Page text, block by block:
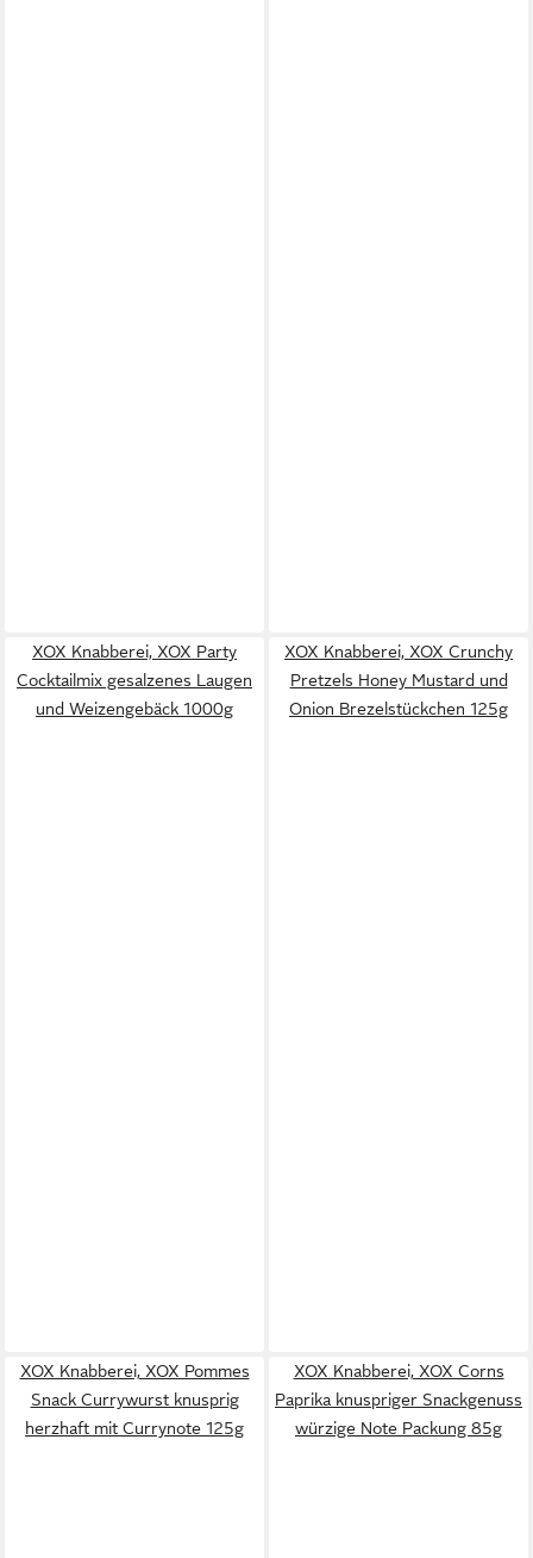
XOX Knabberei, XOX Party
Cocktailmix gesalzenes Laugen
und Weizengebäck 1000g
XOX Knabberei, XOX Crunchy
Pretzels Honey Mustard und
Onion Brezelstückchen 125g
XOX Knabberei, XOX Pommes
Snack Currywurst knusprig
herzhaft mit Currynote 125g
XOX Knabberei, XOX Corns
Paprika knuspriger Snackgenuss
würzige Note Packung 85g